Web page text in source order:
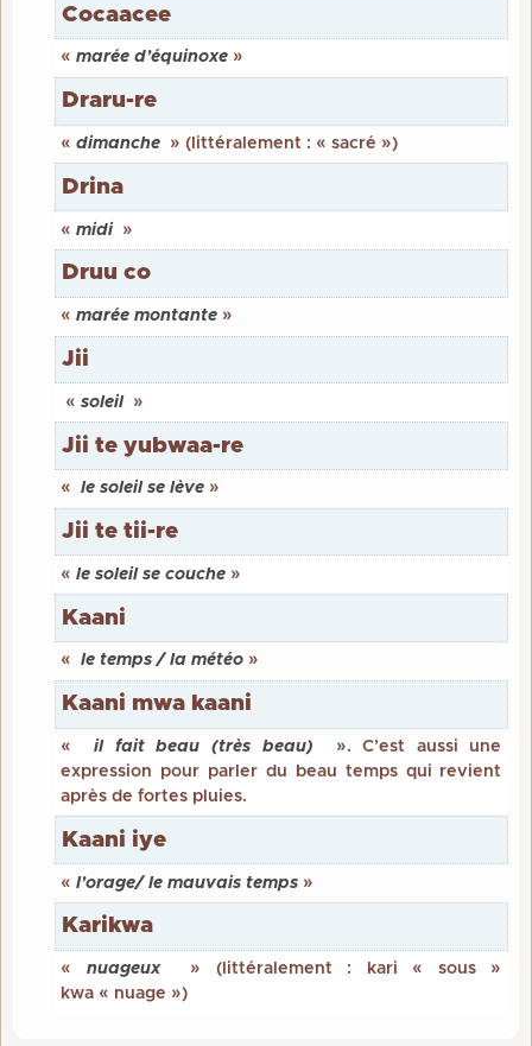
Cocaacee
«marée d’équinoxe »
Draru-re
«dimanche » (littéralement : « sacré »)
Drina
«midi »
Druu co
«marée montante »
Jii
«soleil »
Jii te yubwaa-re
« le soleil se lève »
Jii te tii-re
«le soleil se couche »
Kaani
« le temps / la météo »
Kaani mwa kaani
« il fait beau (très beau)
». C’est aussi une
expression pour parler du beau temps qui revient
après de fortes pluies.
Kaani iye
«l’orage/ le mauvais temps »
Karikwa
« nuageux
» (littéralement : kari « sous »
kwa « nuage »)